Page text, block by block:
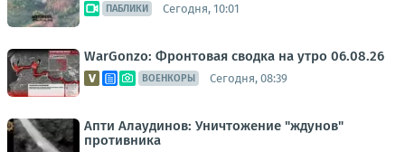
ПАБЛИКИ Сегодня, 10:01
WarGonzo: Фронтовая сводка на утро 06.08.26
ВОЕНКОРЫ Сегодня, 08:39
Апти Алаудинов: Уничтожение "ждунов"
противника